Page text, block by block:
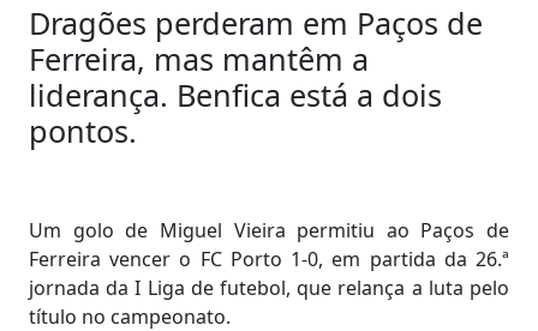
Dragões perderam em Paços de
Ferreira, mas mantêm a
liderança. Benfica está a dois
pontos.
Um golo de Miguel Vieira permitiu ao Paços de
Ferreira vencer o FC Porto 1-0, em partida da 26.ª
jornada da I Liga de futebol, que relança a luta pelo
título no campeonato.